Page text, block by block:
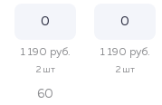
1 190 руб.
2 шт
1 190 руб.
2 шт
60